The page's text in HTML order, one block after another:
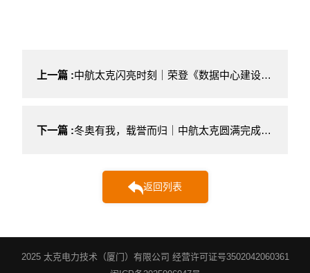
上一篇 :中航太克闪亮时刻｜荣登《数据中心建设+》封面
下一篇 :冬奥有我，载誉而归｜中航太克圆满完成冬奥会、冬残奥会电力系统保障工作
返回列表
2025 太克电力技术（厦门）有限公司 经营许可证号3502042060361